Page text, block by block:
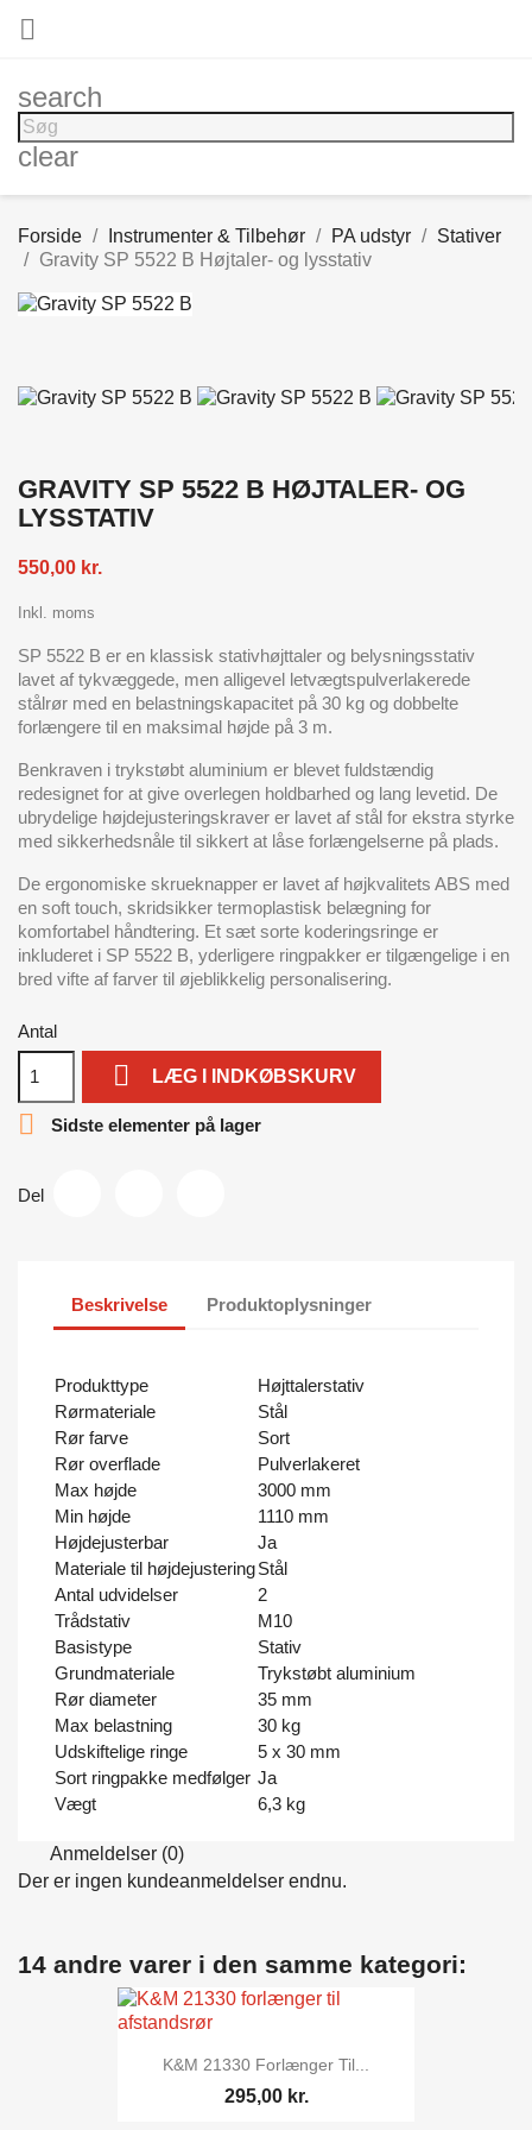

search
clear
Forside Instrumenter & Tilbehør PA udstyr
Stativer
Gravity SP 5522 B Højtaler- og lysstativ
GRAVITY SP 5522 B HØJTALER- OG
LYSSTATIV
550,00 kr.
Inkl. moms
SP 5522 B er en klassisk stativhøjttaler og belysningsstativ
lavet af tykvæggede, men alligevel letvægtspulverlakerede
stålrør med en belastningskapacitet på 30 kg og dobbelte
forlængere til en maksimal højde på 3 m.
Benkraven i trykstøbt aluminium er blevet fuldstændig
redesignet for at give overlegen holdbarhed og lang levetid. De
ubrydelige højdejusteringskraver er lavet af stål for ekstra styrke
med sikkerhedsnåle til sikkert at låse forlængelserne på plads.
De ergonomiske skrueknapper er lavet af højkvalitets ABS med
en soft touch, skridsikker termoplastisk belægning for
komfortabel håndtering. Et sæt sorte koderingsringe er
inkluderet i SP 5522 B, yderligere ringpakker er tilgængelige i en
bred vifte af farver til øjeblikkelig personalisering.
Antal
 LÆG I INDKØBSKURV
 Sidste elementer på lager
Del
Beskrivelse Produktoplysninger
Produkttype
Højttalerstativ
Rørmateriale
Stål
Rør farve
Sort
Rør overflade
Pulverlakeret
Max højde
3000 mm
Min højde
1110 mm
Højdejusterbar
Ja
Materiale til højdejusteringStål
Antal udvidelser
2
Trådstativ
M10
Basistype
Stativ
Grundmateriale
Trykstøbt aluminium
Rør diameter
35 mm
Max belastning
30 kg
Udskiftelige ringe
5 x 30 mm
Sort ringpakke medfølger Ja
Vægt
6,3 kg
Anmeldelser (0)
Der er ingen kundeanmeldelser endnu.
14 andre varer i den samme kategori:
K&M 21330 Forlænger Til...
295,00 kr.